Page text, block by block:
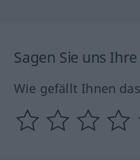
Sagen Sie uns
Wie gefällt Ihnen